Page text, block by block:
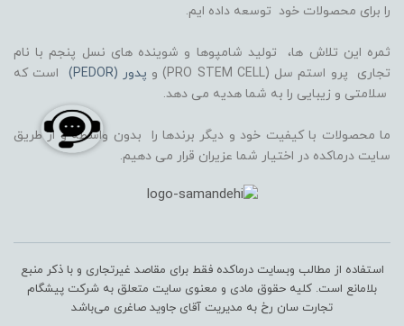
را برای محصولات خود توسعه داده ایم.
ثمره این تلاش ها، تولید شامپوها و شوینده های نسل پنجم با نام
تجاری پرو استم سل (PRO STEM CELL) و
پدور (PEDOR)
است که
سلامتی و زیبایی را به شما هدیه می دهد.
ما محصولات با کیفیت خود و دیگر برندها را بدون واسطه و از طریق
سایت درماکده در اختیار شما عزیران قرار می دهیم.
استفاده از مطالب وبسایت درماکده فقط برای مقاصد غیرتجاری و با ذکر منبع
بلامانع است. کلیه حقوق مادی و معنوی سایت متعلق به شرکت پیشگام
تجارت سان رخ به مدیریت آقای جاوید صاغری می‌باشد